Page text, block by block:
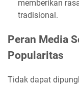
memberikan
tradisional.
Peran Media
Popularitas
Tidak dapat